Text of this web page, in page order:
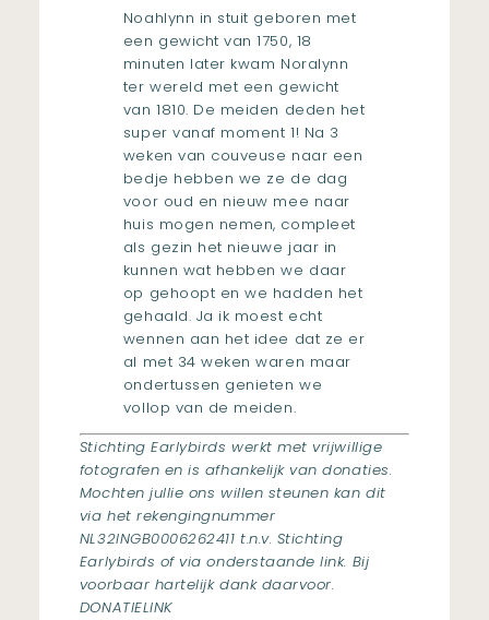
Noahlynn in stuit geboren met
een gewicht van 1750, 18
minuten later kwam Noralynn
ter wereld met een gewicht
van 1810. De meiden deden het
super vanaf moment 1! Na 3
weken van couveuse naar een
bedje hebben we ze de dag
voor oud en nieuw mee naar
huis mogen nemen, compleet
als gezin het nieuwe jaar in
kunnen wat hebben we daar
op gehoopt en we hadden het
gehaald. Ja ik moest echt
wennen aan het idee dat ze er
al met 34 weken waren maar
ondertussen genieten we
vollop van de meiden.
Stichting Earlybirds werkt met vrijwillige
fotografen en is afhankelijk van donaties.
Mochten jullie ons willen steunen kan dit
via het rekengingnummer
NL32INGB0006262411 t.n.v. Stichting
Earlybirds of via onderstaande link. Bij
voorbaar hartelijk dank daarvoor.
DONATIELINK